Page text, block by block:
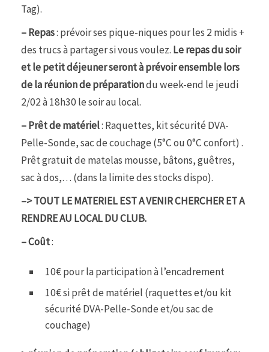
Tag).
– Repas: prévoir ses pique-niques pour les 2 midis +
des trucs à partager si vous voulez. Le repas du soir
et le petit déjeuner seront à prévoir ensemble lors
de la réunion de préparationdu week-end le jeudi
2/02 à 18h30 le soir au local.
– Prêt de matériel: Raquettes, kit sécurité DVA-
Pelle-Sonde, sac de couchage (5°C ou 0°C confort) .
Prêt gratuit de matelas mousse, bâtons, guêtres,
sac à dos,… (dans la limite des stocks dispo).
–>TOUT LE MATERIEL EST A VENIR CHERCHER ET A
RENDRE AU LOCAL DU CLUB.
– Coût:
10€ pour la participation à l’encadrement
10€ si prêt de matériel (raquettes et/ou kit
sécurité DVA-Pelle-Sonde et/ou sac de
couchage)